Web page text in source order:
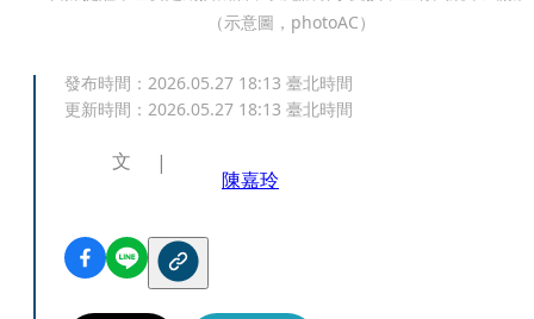
（示意圖，photoAC）
發布時間： 2026.05.27 18:13 臺北時間
更新時間： 2026.05.27 18:13 臺北時間
文
陳嘉玲